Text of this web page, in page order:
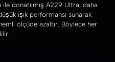
ile donatılmış A229 Ultra, daha
ışık performansı sunarak
ölçüde azaltır. Böylece her